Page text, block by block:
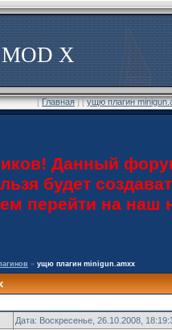
X
[Главная] [ущю плагин
Данный
будет
перейти на
» ущю плагин minigun.amxx
Дата: Воскресенье, 26.10.2008,